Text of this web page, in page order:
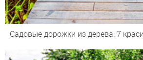
Садовые дорожки из дерева: 7